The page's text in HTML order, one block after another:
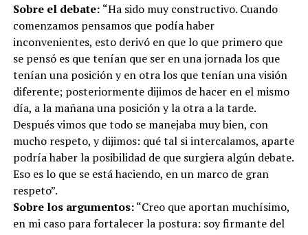
Sobre el debate: “Ha sido muy constructivo. Cuando
comenzamos pensamos que podía haber
inconvenientes, esto derivó en que lo que primero que
se pensó es que tenían que ser en una jornada los que
tenían una posición y en otra los que tenían una visión
diferente; posteriormente dijimos de hacer en el mismo
día, a la mañana una posición y la otra a la tarde.
Después vimos que todo se manejaba muy bien, con
mucho respeto, y dijimos: qué tal si intercalamos, aparte
podría haber la posibilidad de que surgiera algún debate.
Eso es lo que se está haciendo, en un marco de gran
respeto”.
Sobre los argumentos:“Creo que aportan muchísimo,
en mi caso para fortalecer la postura: soy firmante del